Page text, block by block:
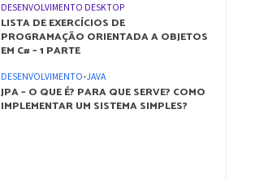
DESENVOLVIMENTO DESKTOP
LISTA DE EXERCÍCIOS DE
PROGRAMAÇÃO ORIENTADA A OBJETOS
EM C# – 1 PARTE
DESENVOLVIMENTO•JAVA
JPA – O QUE É? PARA QUE SERVE? COMO
IMPLEMENTAR UM SISTEMA SIMPLES?